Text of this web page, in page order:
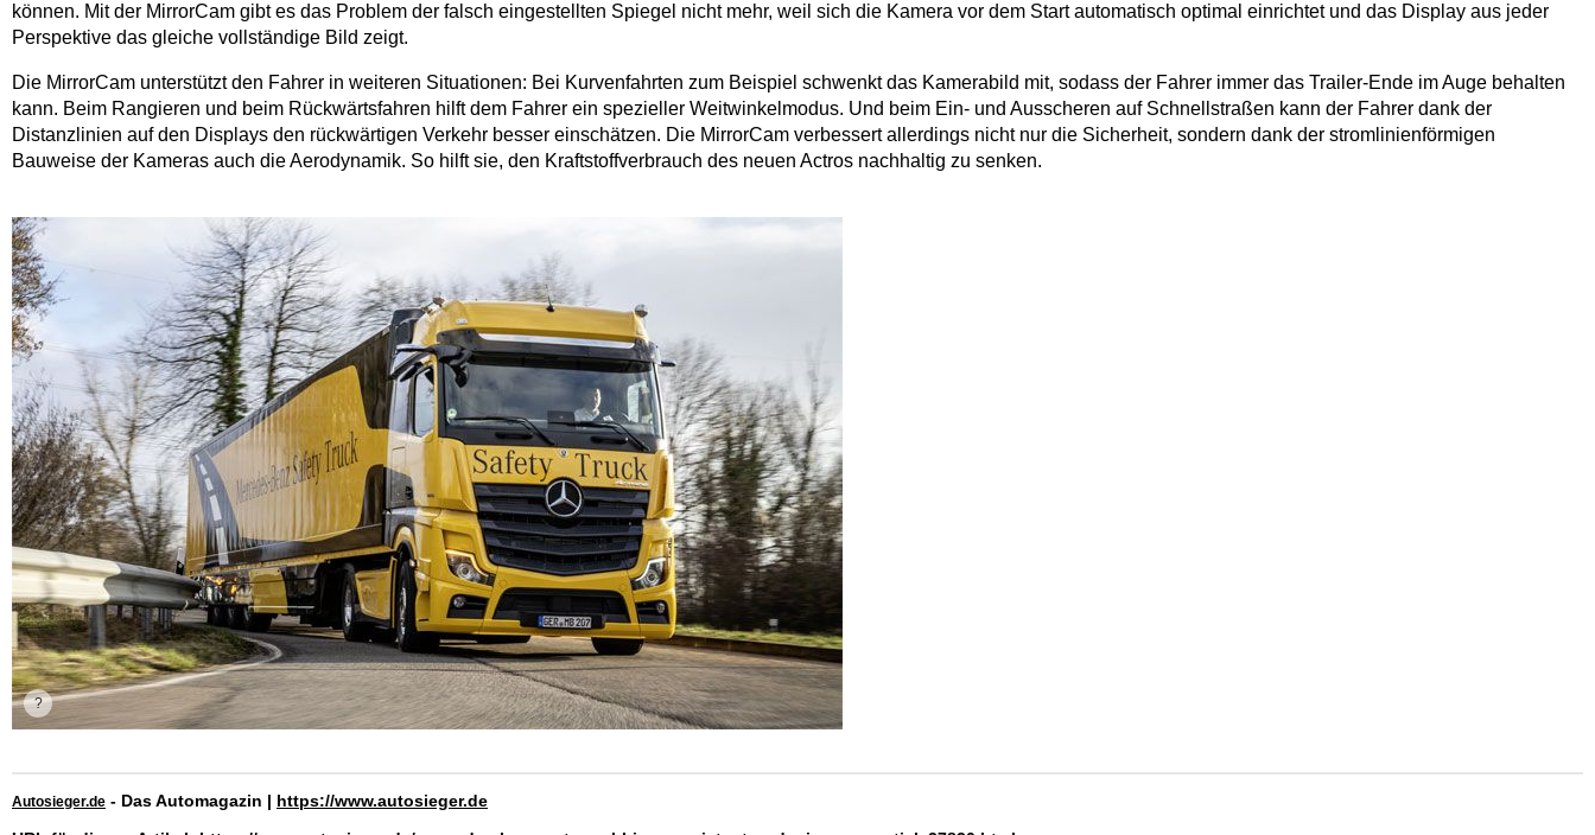
können. Mit der MirrorCam gibt es das Problem der falsch eingestellten Spiegel nicht mehr, weil sich die Kamera vor dem Start automatisch optimal einrichtet und das Display aus jeder
Perspektive das gleiche vollständige Bild zeigt.
Die MirrorCam unterstützt den Fahrer in weiteren Situationen: Bei Kurvenfahrten zum Beispiel schwenkt das Kamerabild mit, sodass der Fahrer immer das Trailer-Ende im Auge behalten
kann. Beim Rangieren und beim Rückwärtsfahren hilft dem Fahrer ein spezieller Weit­winkelmodus. Und beim Ein- und Ausscheren auf Schnellstraßen kann der Fahrer dank der
Distanzlinien auf den Displays den rückwärtigen Verkehr besser einschätzen. Die MirrorCam verbessert allerdings nicht nur die Sicherheit, sondern dank der stromlinienförmigen
Bauweise der Kameras auch die Aerodynamik. So hilft sie, den Kraftstoffverbrauch des neuen Actros nachhaltig zu senken.
Autosieger.de - Das Automagazin | https://www.autosieger.de